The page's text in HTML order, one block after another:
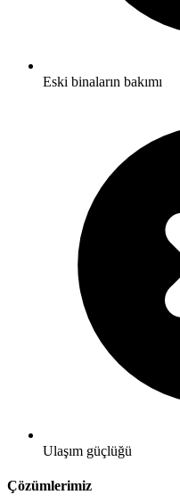
Eski binaların bakımı
Ulaşım güçlüğü
Çözümlerimiz